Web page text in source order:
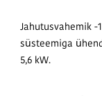
Jahutusvahemik -
süsteemiga
5,6 kW.